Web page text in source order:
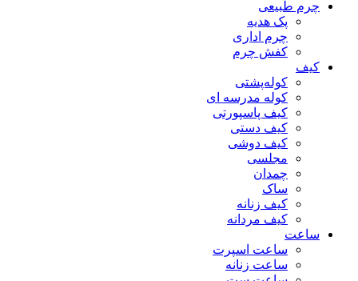
چرم طبیعی
پک هدیه
چرم اداری
کفش چرم
کیف
کوله‌پشتی
کوله مدرسه ای
کیف پاسپورتی
کیف دستی
کیف دوشی
مجلسی
چمدان
ساک
کیف زنانه
کیف مردانه
ساعت
ساعت اسپرت
ساعت زنانه